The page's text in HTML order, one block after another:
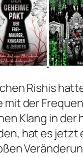
Rishis
mit der
Klang in der
hat es